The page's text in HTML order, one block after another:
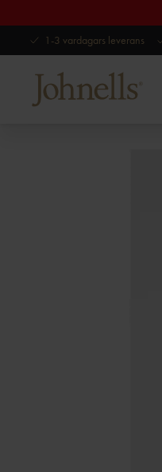
1-3 vardagars leverans